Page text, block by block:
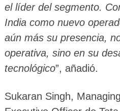
el líder del segmento.
India como nuevo
aún más su presencia,
operativa, sino en su
tecnológico”, añadió.
Sukaran Singh,